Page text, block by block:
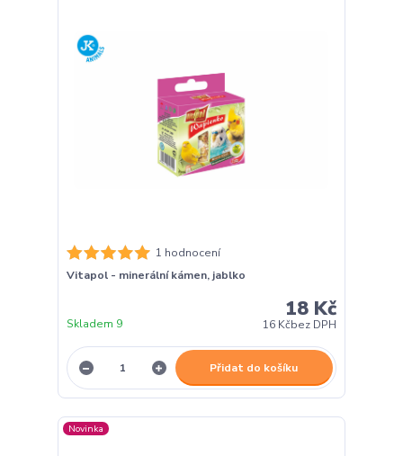
1 hodnocení
Vitapol - minerální kámen, jablko
18 Kč
16 Kčbez DPH
Skladem 9
Přidat do košíku
Novinka